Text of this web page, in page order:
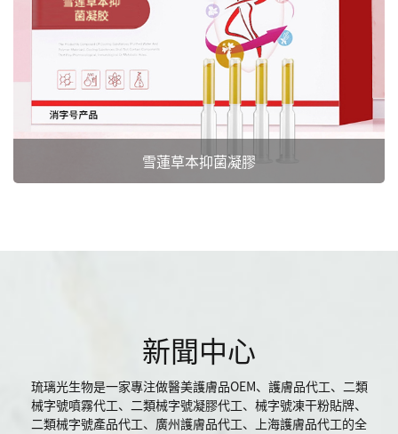
雪蓮草本抑菌凝膠
新聞中心
琉璃光生物是一家專注做醫美護膚品OEM、護膚品代工、二類
械字號噴霧代工、二類械字號凝膠代工、械字號凍干粉貼牌、
二類械字號產品代工、廣州護膚品代工、上海護膚品代工的全